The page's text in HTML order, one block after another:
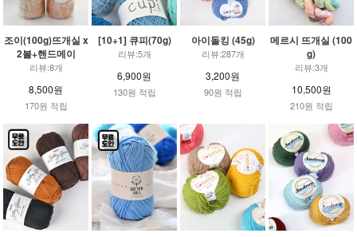
조이(100g)뜨개실 x
2볼+핸드메이
리뷰:8개
8,500원
170원 적립
[10+1] 큐피(70g)
리뷰:5개
6,900원
130원 적립
아이돌킹 (45g)
리뷰:287개
3,200원
90원 적립
메르시 뜨개실 (100
g)
리뷰:3개
10,500원
210원 적립